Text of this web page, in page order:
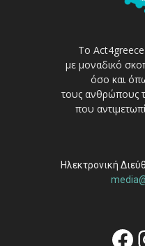
Το
με μοναδικό
όσο και
τους ανθρώπους
που
Ηλεκτρονική